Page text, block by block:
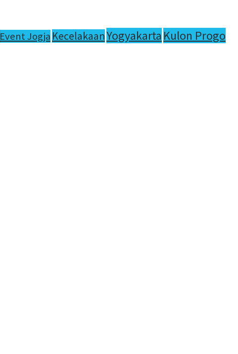
Event Jogja KecelakaanYogyakarta Kulon Progo